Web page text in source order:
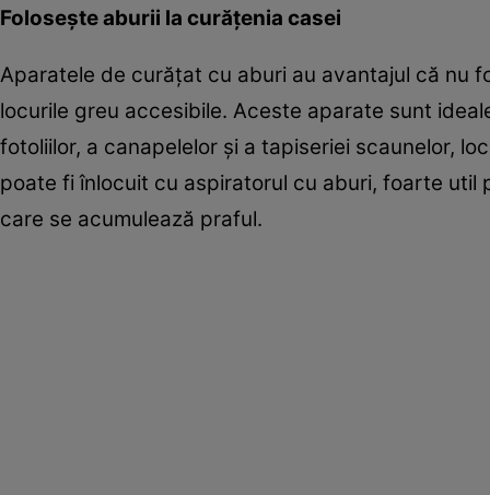
Foloseşte aburii la curăţenia casei
Aparatele de curăţat cu aburi au avantajul că nu
locurile greu accesibile. Aceste aparate sunt
fotoliilor, a canapelelor şi a tapiseriei scaunelor,
poate fi înlocuit cu aspiratorul cu aburi, foarte util
care se acumulează praful.